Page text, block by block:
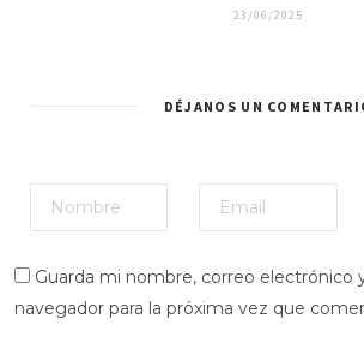
23/06/2025
DÉJANOS UN
Guarda mi nombre, correo electrónico
navegador para la próxima vez que